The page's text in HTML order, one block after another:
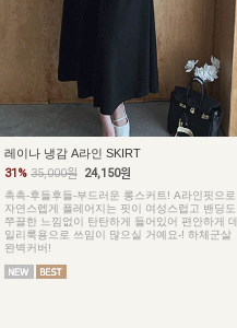
레이나 냉감 A라인 SKIRT
31% 35,000원 24,150원
촉촉-후들후들-부드러운 롱스커트! A라인핏으로
자연스렙게 플레어지는 핏이 여성스럽고 밴딩도
쭈끌한 느낌없이 탄탄하게 들어있어 편안하게 데
일리룩용으로 쓰임이 많으실 거예요-! 하체군살
완벽커버!